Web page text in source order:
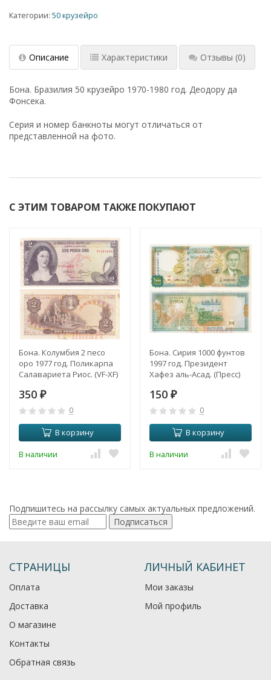
Категории: 50 крузейро
Описание Характеристики Отзывы (0)
Бона. Бразилия 50 крузейро 1970-1980 год. Деодору да
Фонсека.
Серия и номер банкноты могут отличаться от
представленной на фото.
С ЭТИМ ТОВАРОМ ТАКЖЕ ПОКУПАЮТ
Бона. Колумбия 2 песо
оро 1977 год. Поликарпа
Салавариета Риос. (VF-XF)
350 ₽
0
В корзину
В наличии
Бона. Сирия 1000 фунтов
1997 год. Президент
Хафез аль-Асад. (Пресс)
150 ₽
0
В корзину
В наличии
Подпишитесь на рассылку самых актуальных предложений.
Подписаться
СТРАНИЦЫ
Оплата
Доставка
О магазине
Контакты
Обратная связь
ЛИЧНЫЙ КАБИНЕТ
Мои заказы
Мой профиль